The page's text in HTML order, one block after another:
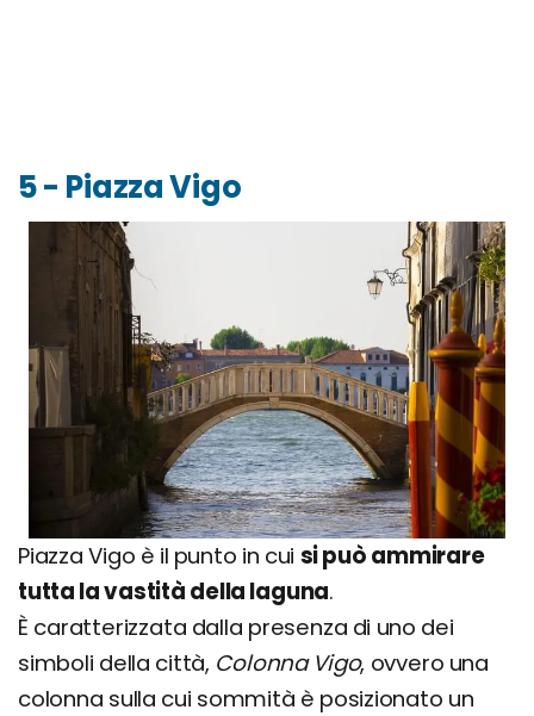
5 - Piazza Vigo
Piazza Vigo è il punto in cui si può ammirare
tutta la vastità della laguna.
È caratterizzata dalla presenza di uno dei
simboli della città, Colonna Vigo, ovvero una
colonna sulla cui sommità è posizionato un